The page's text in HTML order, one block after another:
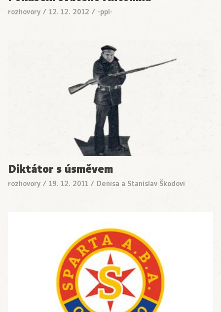
rozhovory / 12. 12. 2012 / -ppl-
Diktátor s úsměvem
rozhovory / 19. 12. 2011 / Denisa a Stanislav Škodovi